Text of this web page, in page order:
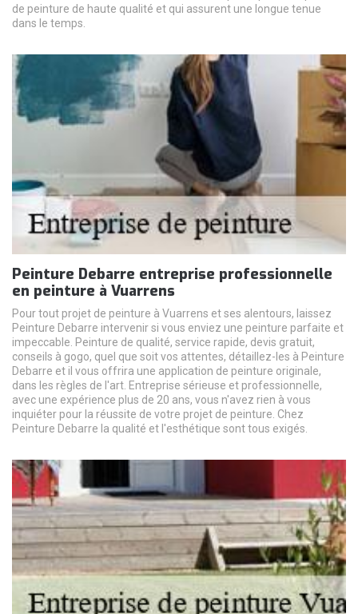
de peinture de haute qualité et qui assurent une longue tenue
dans le temps.
Peinture Debarre entreprise professionnelle
en peinture à Vuarrens
Pour tout projet de peinture à Vuarrens et ses alentours, laissez
Peinture Debarre intervenir si vous enviez une peinture parfaite et
impeccable. Peinture de qualité, service rapide, devis gratuit,
conseils à gogo, quel que soit vos attentes, détaillez-les à Peinture
Debarre et il vous offrira une application de peinture originale,
dans les règles de l'art. Entreprise sérieuse et professionnelle,
avec une expérience plus de 20 ans, vous n'avez rien à vous
inquiéter pour la réussite de votre projet de peinture. Chez
Peinture Debarre la qualité et l'esthétique sont tous exigés.